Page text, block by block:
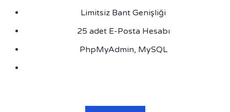
Limitsiz Bant Genişliği
25 adet E-Posta Hesabı
PhpMyAdmin, MySQL